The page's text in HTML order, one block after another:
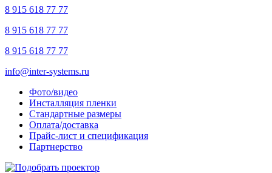
8 915 618 77 77
8 915 618 77 77
8 915 618 77 77
info@inter-systems.ru
Фото/видео
Инсталляция пленки
Стандартные размеры
Оплата/доставка
Прайс-лист и спецификация
Партнерство